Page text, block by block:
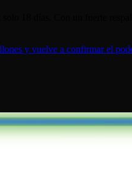
y vuelve a confirmar el